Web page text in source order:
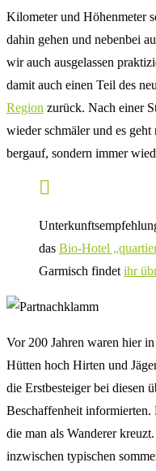
Kilometer und Höhenmeter
dahin gehen und nebenbei
wir auch ausgelassen
damit auch einen Teil des
Region zurück. Nach einer
wieder schmäler und es
bergauf, sondern immer
das Bio-Hotel
Garmisch findetihr
Vor 200 Jahren waren hier
Hütten hoch Hirten und
die Erstbesteiger bei diesen
Beschaffenheit informierten.
die man als Wanderer
inzwischen typischen